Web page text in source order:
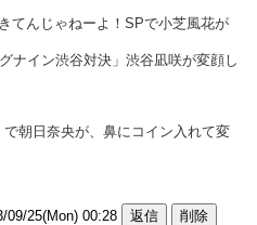
てんじゃねーよ！SPで小芝風花が
ナイン渋谷対決」渋谷凪咲が変顔し
で朝日奈央が、鼻にコイン入れて変
25(Mon) 00:28